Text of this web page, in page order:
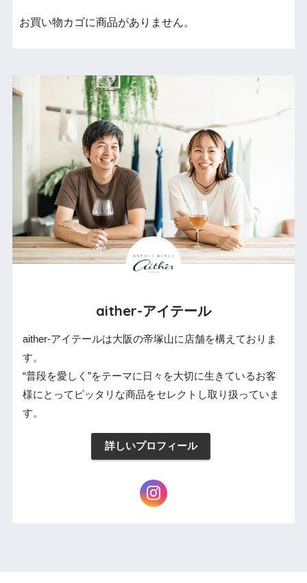
お買い物カゴに商品がありません。
aither-アイテール
aither-アイテールは大阪の帝塚山に店舗を構えておりま
す。
“普段を愛しく”をテーマに日々を大切に生きているお客
様にとってピッタリな商品をセレクトし取り扱っていま
す。
詳しいプロフィール